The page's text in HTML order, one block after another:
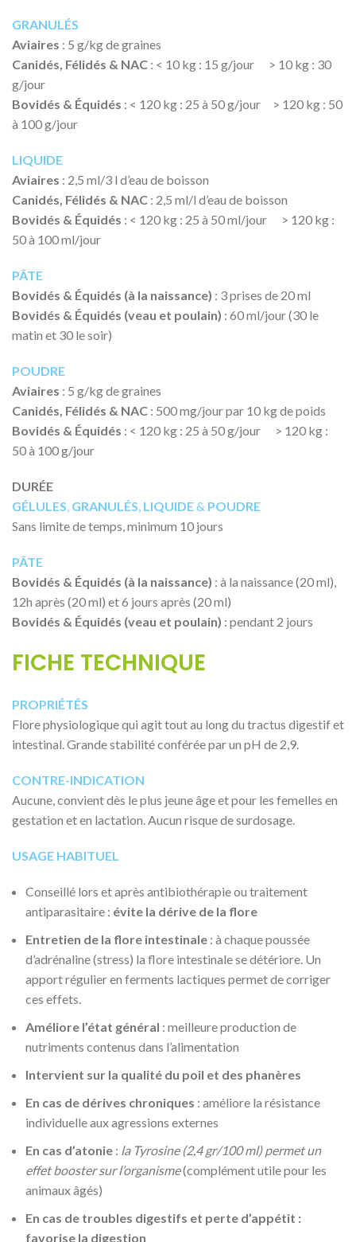
GRANULÉS
Aviaires : 5 g/kg de graines
Canidés, Félidés & NAC : < 10 kg : 15 g/jour > 10 kg : 30
g/jour
Bovidés & Équidés : < 120 kg : 25 à 50 g/jour > 120 kg : 50
à 100 g/jour
LIQUIDE
Aviaires : 2,5 ml/3 l d’eau de boisson
Canidés, Félidés & NAC : 2,5 ml/l d’eau de boisson
Bovidés & Équidés : < 120 kg : 25 à 50 ml/jour > 120 kg :
50 à 100 ml/jour
PÂTE
Bovidés & Équidés (à la naissance) : 3 prises de 20 ml
Bovidés & Équidés (veau et poulain) : 60 ml/jour (30 le
matin et 30 le soir)
POUDRE
Aviaires : 5 g/kg de graines
Canidés, Félidés & NAC : 500 mg/jour par 10 kg de poids
Bovidés & Équidés : < 120 kg : 25 à 50 g/jour > 120 kg :
50 à 100 g/jour
DURÉE
GÉLULES, GRANULÉS, LIQUIDE& POUDRE
Sans limite de temps, minimum 10 jours
PÂTE
Bovidés & Équidés (à la naissance) : à la naissance (20 ml),
12h après (20 ml) et 6 jours après (20 ml)
Bovidés & Équidés (veau et poulain) : pendant 2 jours
FICHE TECHNIQUE
PROPRIÉTÉS
Flore physiologique qui agit tout au long du tractus digestif et
intestinal. Grande stabilité conférée par un pH de 2,9.
CONTRE-INDICATION
Aucune, convient dès le plus jeune âge et pour les femelles en
gestation et en lactation. Aucun risque de surdosage.
USAGE HABITUEL
Conseillé lors et après antibiothérapie ou traitement
antiparasitaire : évite la dérive de la flore
Entretien de la flore intestinale : à chaque poussée
d’adrénaline (stress) la flore intestinale se détériore. Un
apport régulier en ferments lactiques permet de corriger
ces effets.
Améliore l’état général : meilleure production de
nutriments contenus dans l’alimentation
Intervient sur la qualité du poil et des phanères
En cas de dérives chroniques : améliore la résistance
individuelle aux agressions externes
En cas d’atonie : la Tyrosine (2,4 gr/100 ml) permet un
effet booster sur l’organisme(complément utile pour les
animaux âgés)
En cas de troubles digestifs et perte d’appétit :
favorise la digestion